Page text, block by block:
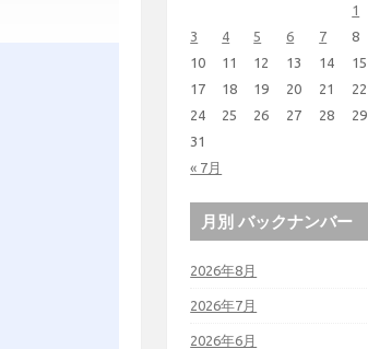
« 7月
1
3
4 5 6 7 8
10
11 12 13 14 15
17
18 19 20 21 22
24
25 26 27 28 29
31
月別 バックナンバー
2026年8月
2026年7月
2026年6月